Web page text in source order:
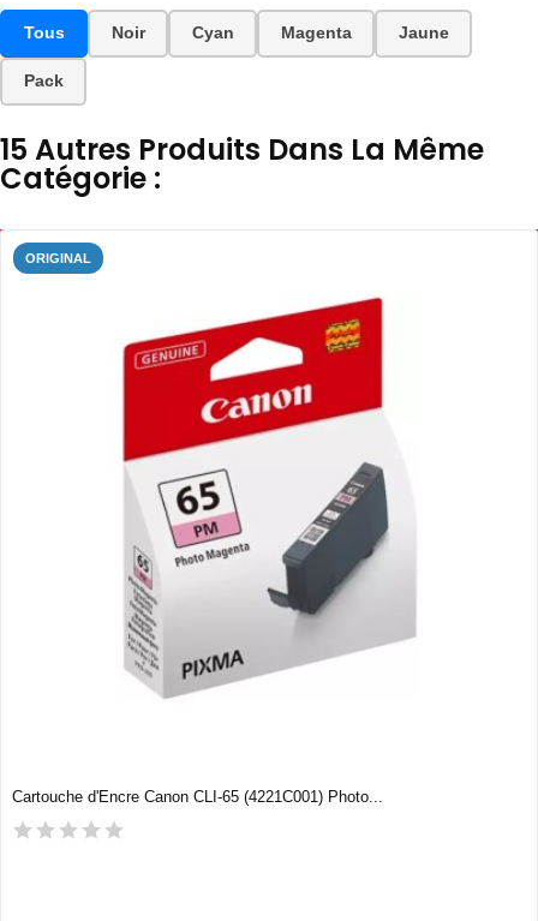
Tous Noir Cyan Magenta Jaune
Pack
15 Autres Produits Dans La Même
Catégorie :
ORIGINAL
Cartouche d'Encre Canon CLI-65 (4221C001) Photo...